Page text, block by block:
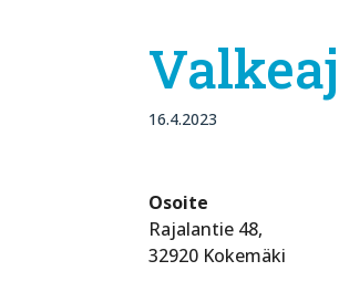
16.4.2023
Osoite
Rajalantie 48,
32920 Kokemäki